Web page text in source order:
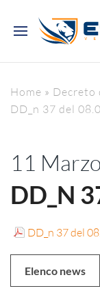
Home » Decreto
DD_n 37 del
11
DD_N
DD_n 37 del
Elenco news